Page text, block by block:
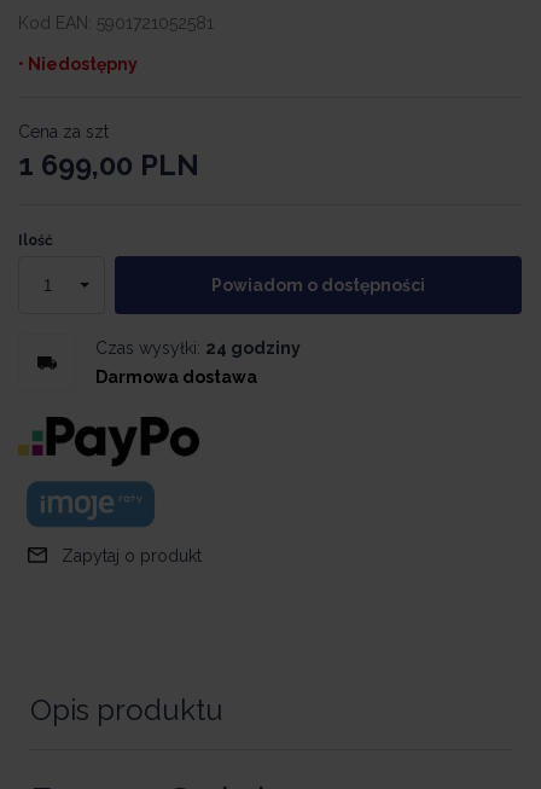
Kod EAN: 5901721052581
• Niedostępny
Cena za szt
1 699,00 PLN
Ilość
Powiadom o dostępności
Czas wysyłki: 24 godziny
Darmowa dostawa
Zapytaj o produkt
Opis produktu